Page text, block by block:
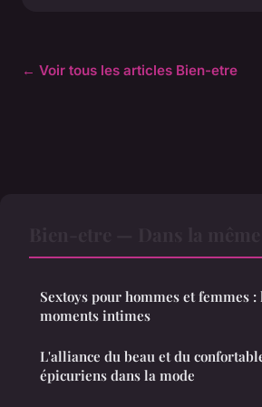
← Voir tous les articles Bien-etre
Sextoys pour hommes et femmes :
moments intimes
L'alliance du beau et du
épicuriens dans la mode